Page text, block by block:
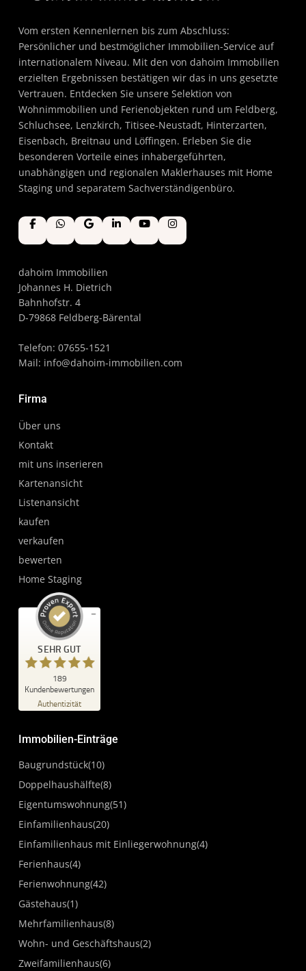
Vom ersten Kennenlernen bis zum Abschluss:
Persönlicher und bestmöglicher Immobilien-Service auf
internationalem Niveau. Mit den von dahoim Immobilien
erzielten Ergebnissen bestätigen wir das in uns gesetzte
Vertrauen. Entdecken Sie unsere Selektion von
Wohnimmobilien und Ferienobjekten rund um Feldberg,
Schluchsee, Lenzkirch, Titisee-Neustadt, Hinterzarten,
Eisenbach, Breitnau und Löffingen. Erleben Sie die
besonderen Vorteile eines inhabergeführten,
unabhängigen und regionalen Maklerhauses mit Home
Staging und separatem Sachverständigenbüro.
dahoim Immobilien
Johannes H. Dietrich
Bahnhofstr. 4
D-79868 Feldberg-Bärental
Telefon: 07655-1521
Mail: info@dahoim-immobilien.com
Firma
Über uns
Kontakt
mit uns inserieren
Kartenansicht
Listenansicht
kaufen
verkaufen
bewerten
Home Staging
SEHR GUT
189
Kundenbewertungen
Authentizität
Kundenbewertungen und Erfahrungen zu
da'hoim Immobilien Hochschwarzwald
SEHR GUT
4,87
/
5,00
78
Bewertungen von
anderen Quellen
Blick aufs ProvenExpert-Profil werfen
Immobilien-Einträge
Baugrundstück(10)
Doppelhaushälfte(8)
Eigentumswohnung(51)
Einfamilienhaus(20)
Einfamilienhaus mit Einliegerwohnung(4)
Ferienhaus(4)
Ferienwohnung(42)
Gästehaus(1)
Mehrfamilienhaus(8)
Wohn- und Geschäftshaus(2)
Zweifamilienhaus(6)